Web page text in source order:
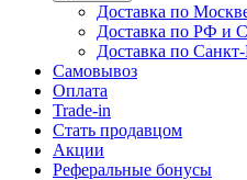
Доставка по
Доставка по РФ и
Доставка по
Самовывоз
Оплата
Trade-in
Стать продавцом
Акции
Реферальные бонусы